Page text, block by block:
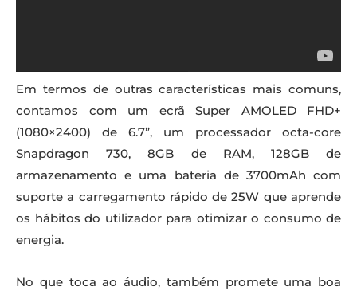
Em termos de outras características mais comuns,
contamos com um ecrã Super AMOLED FHD+
(1080×2400) de 6.7”, um processador octa-core
Snapdragon 730, 8GB de RAM, 128GB de
armazenamento e uma bateria de 3700mAh com
suporte a carregamento rápido de 25W que aprende
os hábitos do utilizador para otimizar o consumo de
energia.
No que toca ao áudio, também promete uma boa